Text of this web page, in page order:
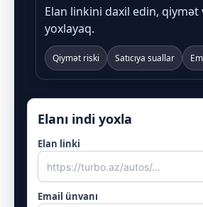
Elan linkini daxil edin, qiymət
yoxlayaq.
Qiymət riski Satıcıya suallar
Elanı indi yoxla
Elan linki
Email ünvanı